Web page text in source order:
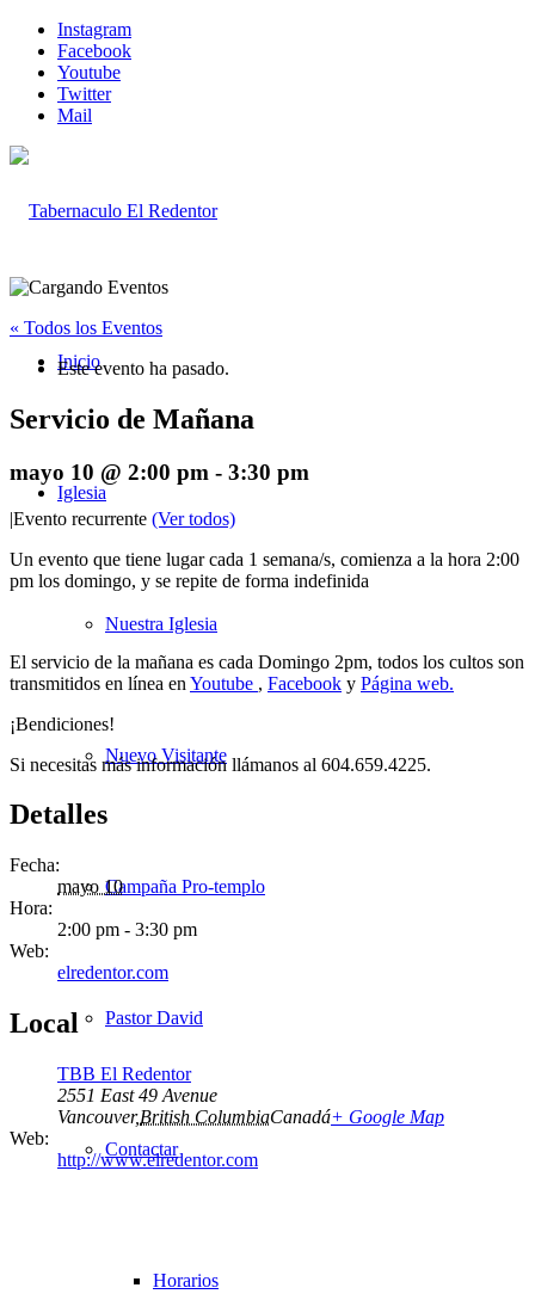
Instagram
Facebook
Youtube
Twitter
Mail
Inicio
Iglesia
Nuestra Iglesia
Nuevo Visitante
Campaña Pro-templo
Pastor David
Contactar
Horarios
« Todos los Eventos
Este evento ha pasado.
Servicio de Mañana
mayo 10 @ 2:00 pm - 3:30 pm
|Evento recurrente (Ver todos)
Un evento que tiene lugar cada 1 semana/s, comienza a la hora 2:00
pm los domingo, y se repite de forma indefinida
El servicio de la mañana es cada Domingo 2pm, todos los cultos son
transmitidos en línea en Youtube , Facebook y Página web.
¡Bendiciones!
Si necesitas más información llámanos al 604.659.4225.
Detalles
Fecha:
mayo 10
Hora:
2:00 pm - 3:30 pm
Web:
elredentor.com
Local
TBB El Redentor
2551 East 49 Avenue
Vancouver,British ColumbiaCanadá+ Google Map
Web:
http://www.elredentor.com